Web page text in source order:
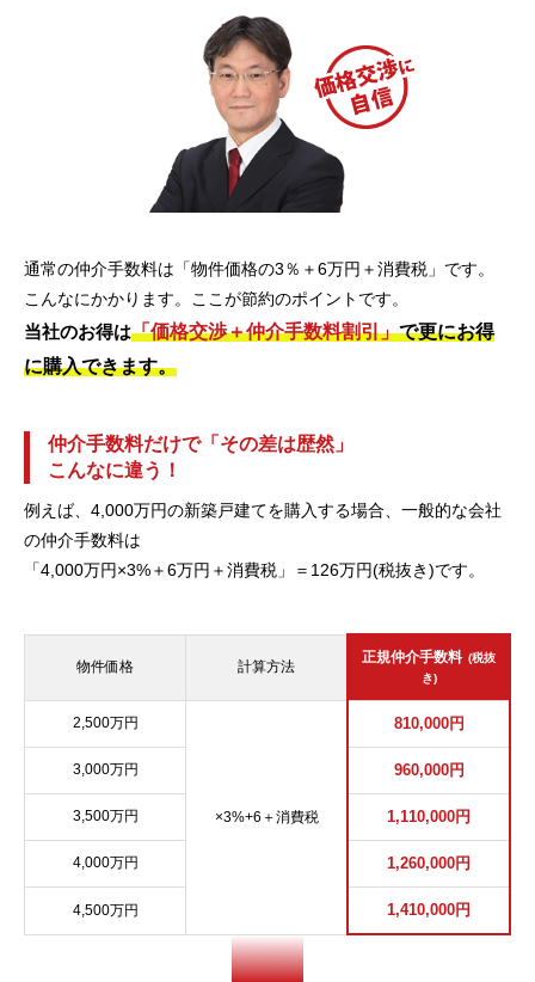
通常の仲介手数料は「物件価格の3％＋6万円＋消費税」です。
こんなにかかります。ここが節約のポイントです。
当社のお得は「価格交渉＋仲介手数料割引」で更にお得
に購入できます。
仲介手数料だけで「その差は歴然」
こんなに違う！
例えば、4,000万円の新築戸建てを購入する場合、一般的な会社
の仲介手数料は
「4,000万円×3%＋6万円＋消費税」＝126万円(税抜き)です。
物件価格 計算方法
正規仲介手数料 (税抜
き)
2,500万円
×3%+6＋消費税
810,000円
3,000万円 960,000円
3,500万円 1,110,000円
4,000万円 1,260,000円
4,500万円 1,410,000円